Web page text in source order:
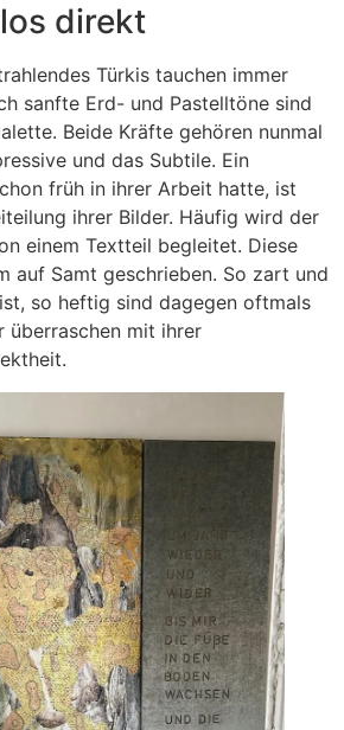
direkt
Türkis tauchen immer
sanfte Erd- und Pastelltöne sind
Beide Kräfte gehören nunmal
und das Subtile. Ein
früh in ihrer Arbeit hatte, ist
ihrer Bilder. Häufig wird der
einem Textteil begleitet. Diese
auf Samt geschrieben. So zart und
so heftig sind dagegen oftmals
überraschen mit ihrer